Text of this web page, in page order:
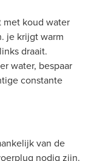
met koud water
je krijgt warm
draait.
water, bespaar
constante
van de
nodig zijn.